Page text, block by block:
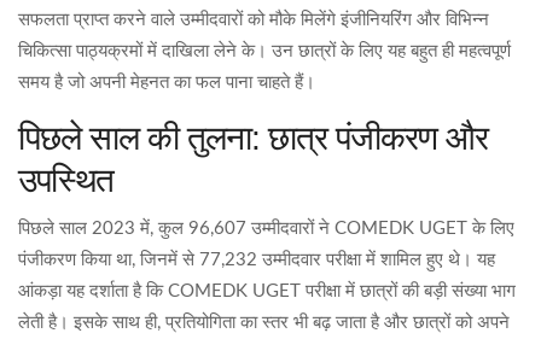
सफलता प्राप्त करने वाले उम्मीदवारों को मौके मिलेंगे इंजीनियरिंग और विभिन्न
चिकित्सा पाठ्यक्रमों में दाखिला लेने के। उन छात्रों के लिए यह बहुत ही महत्वपूर्ण
समय है जो अपनी मेहनत का फल पाना चाहते हैं।
पिछले साल की तुलना: छात्र पंजीकरण और
उपस्थित
पिछले साल 2023 में, कुल 96,607 उम्मीदवारों ने COMEDK UGET के लिए
पंजीकरण किया था, जिनमें से 77,232 उम्मीदवार परीक्षा में शामिल हुए थे। यह
आंकड़ा यह दर्शाता है कि COMEDK UGET परीक्षा में छात्रों की बड़ी संख्या भाग
लेती है। इसके साथ ही, प्रतियोगिता का स्तर भी बढ़ जाता है और छात्रों को अपने